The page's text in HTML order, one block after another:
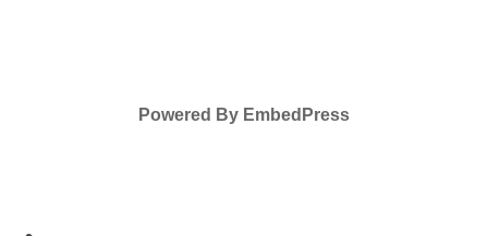
Powered By EmbedPress